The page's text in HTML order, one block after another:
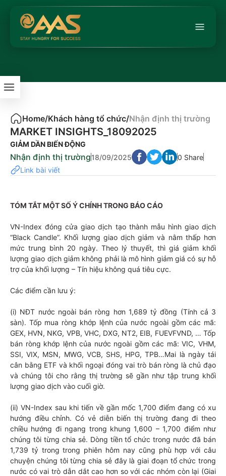
Home/Khách hàng tổ chức/Nhận định thị trường
MARKET INSIGHTS_18092025
GIẢM DẦN BIẾN ĐỘNG
Nhận định thị trường18/09/2025
0 Share
Link bài viết
TÓM TẮT MỘT SỐ Ý CHÍNH TRONG BÁO CÁO
VN-Index đóng cửa giao dịch tạo thành mẫu hình giao dịch
“Black Candle”. Khối lượng giao dịch giảm và nằm thấp hơn
mức trung bình 20 ngày. Theo lý thuyết, thì giá giảm khối
lượng giao dịch giảm không phải là mô hình giảm giá có sự hỗ
trợ của khối lượng – Tín hiệu không quá tiêu cực.
Các điểm cần lưu ý:
(i) NĐT nước ngoài bán ròng hơn 1,689 tỷ đồng (Tính cả 3
sàn). Tốp mua ròng khớp lệnh của nước ngoài gồm các mã:
GEX, HVN, NKG, VPB, VHC, DXG, NT2, EIB, FUEVFVND, … Tốp
bán ròng khớp lệnh của nước ngoài gồm các mã: VIC, VHM,
SSI, VIX, MSN, MWG, VCB, SHS, HPG, TPB…Mai là ngày tái
cân bằng ETF và khối ngoại đóng vai trò bán ròng là chủ đạo
và chúng tôi cho rằng thị trường sẽ gần như tập trung khối
lượng giao dịch vào cuối giờ.
(ii) VN-Index sau khi tiến về gần mốc 1,700 điểm đang có xu
hướng điều chỉnh. Có vẻ diễn biến thị trường đang đi theo
chiều hướng đi ngang trong khung 1,600 – 1,700 điểm như
chúng tôi từng chia sẻ. Dòng tiền tổ chức trong nước đã bán
1,739 tỷ trong trong phiên hôm nay cũng phù hợp với câu
chuyện chúng tôi từng chia sẻ đây là giai đoạn tổ chức trong
nước có vai trò dẫn dắt cao hơn so với các nhóm còn lại (Giai